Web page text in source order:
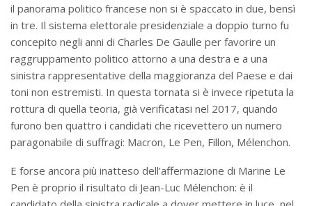
il panorama politico francese non si è spaccato in due, bensì
in tre. Il sistema elettorale presidenziale a doppio turno fu
concepito negli anni di Charles De Gaulle per favorire un
raggruppamento politico attorno a una destra e a una
sinistra rappresentative della maggioranza del Paese e dai
toni non estremisti. In questa tornata si è invece ripetuta la
rottura di quella teoria, già verificatasi nel 2017, quando
furono ben quattro i candidati che ricevettero un numero
paragonabile di suffragi: Macron, Le Pen, Fillon, Mélenchon.
E forse ancora più inatteso dell’affermazione di Marine Le
Pen è proprio il risultato di Jean-Luc Mélenchon: è il